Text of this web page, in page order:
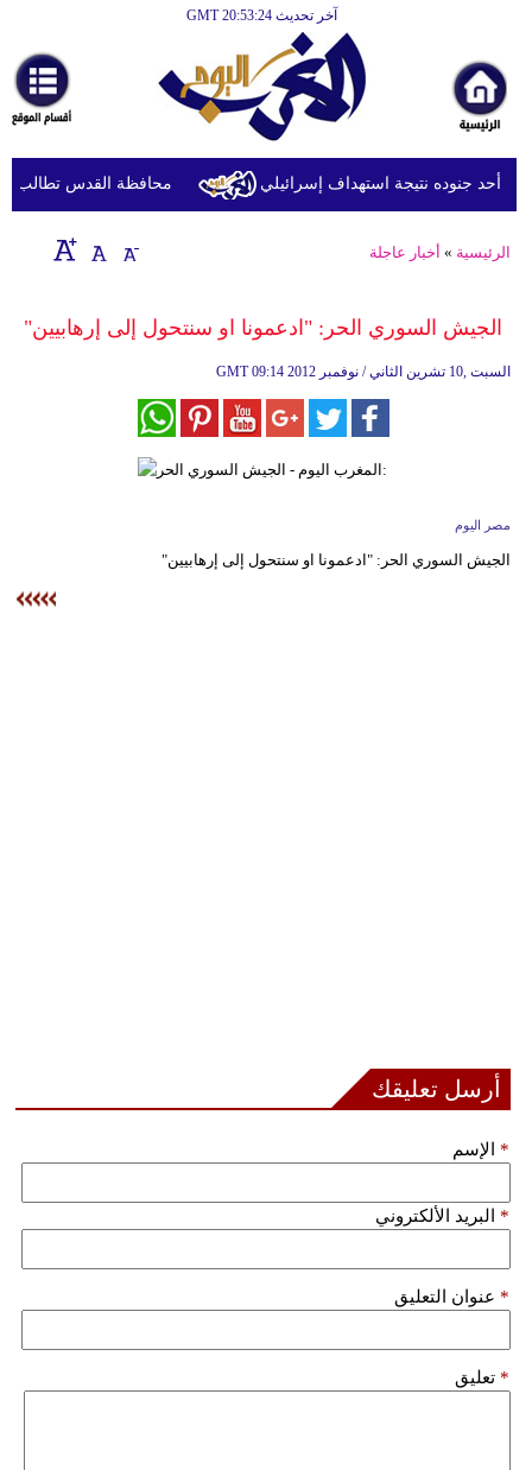
آخر تحديث GMT 20:53:24
أخبارعاجلة
رياضة
ثقافة
إقتصاد
وموسيقى
ديكور
بيئة
مدوَّنات
فيديو
محافظة القدس تطالب أحد جنوده نتيجة استهداف إسرائيلي
الرئيسية » أخبار عاجلة
الجيش السوري الحر: "ادعمونا او سنتحول إلى إرهابيين"
GMT 09:14 2012 السبت ,10 تشرين الثاني / نوفمبر
مصر اليوم
الجيش السوري الحر: "ادعمونا او سنتحول إلى إرهابيين"
أرسل تعليقك
الإسم *
البريد الألكتروني *
عنوان التعليق *
تعليق *